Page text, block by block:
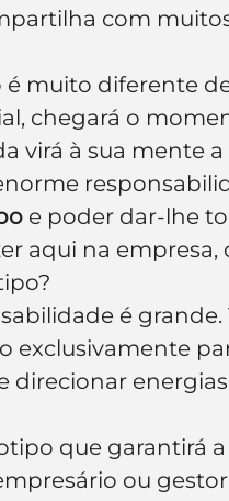
com
muito diferente
chegará o
virá à sua mente
e poder dar-lhe
aqui na
é
exclusivamente
direcionar
que garantirá
ou